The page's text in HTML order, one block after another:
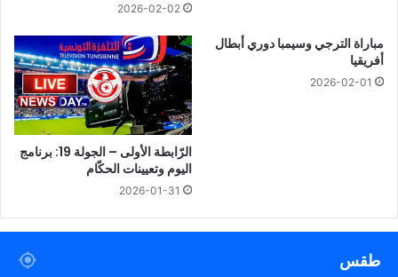
2026-02-02
مباراة الترجي وسيمبا دوري أبطال
أفريقيا
2026-02-01
الرّابطة الأولى – الجولة 19: برنامج
اليوم وتعيينات الحكّام
2026-01-31
طقس